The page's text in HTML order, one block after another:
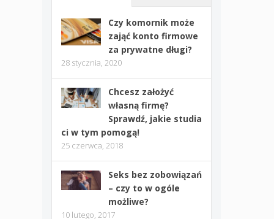
Czy komornik może
zająć konto firmowe
za prywatne długi?
28 stycznia, 2020
Chcesz założyć
własną firmę?
Sprawdź, jakie studia
ci w tym pomogą!
25 czerwca, 2018
Seks bez zobowiązań
– czy to w ogóle
możliwe?
10 lutego, 2017